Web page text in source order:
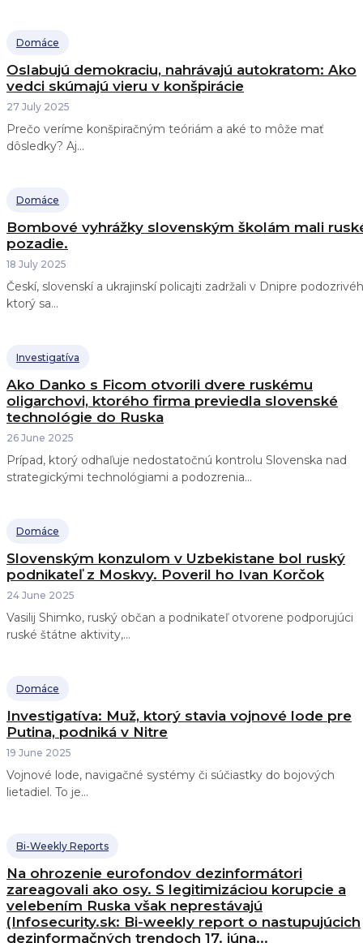
Domáce
Oslabujú demokraciu, nahrávajú autokratom: Ako
vedci skúmajú vieru v konšpirácie
27 July 2025
Prečo veríme konšpiračným teóriám a aké to môže mať
dôsledky? Aj...
Domáce
Bombové vyhrážky slovenským školám mali
pozadie.
18 July 2025
Českí, slovenskí a ukrajinskí policajti zadržali v Dnipre
ktorý sa...
Investigatíva
Ako Danko s Ficom otvorili dvere ruskému
oligarchovi, ktorého firma previedla slovenské
technológie do Ruska
26 June 2025
Prípad, ktorý odhaľuje nedostatočnú kontrolu Slovenska nad
strategickými technológiami a podozrenia...
Domáce
Slovenským konzulom v Uzbekistane bol ruský
podnikateľ z Moskvy. Poveril ho Ivan Korčok
24 June 2025
Vasilij Shimko, ruský občan a podnikateľ otvorene podporujúci
ruské štátne aktivity,...
Domáce
Investigatíva: Muž, ktorý stavia vojnové lode pre
Putina, podniká v Nitre
19 June 2025
Vojnové lode, navigačné systémy či súčiastky do bojových
lietadiel. To je...
Bi-Weekly Reports
Na ohrozenie eurofondov dezinformátori
zareagovali ako osy. S legitimizáciou korupcie a
velebením Ruska však neprestávajú
(Infosecurity.sk: Bi-weekly report o nastupujúcich
dezinformačných trendoch 17. júna...